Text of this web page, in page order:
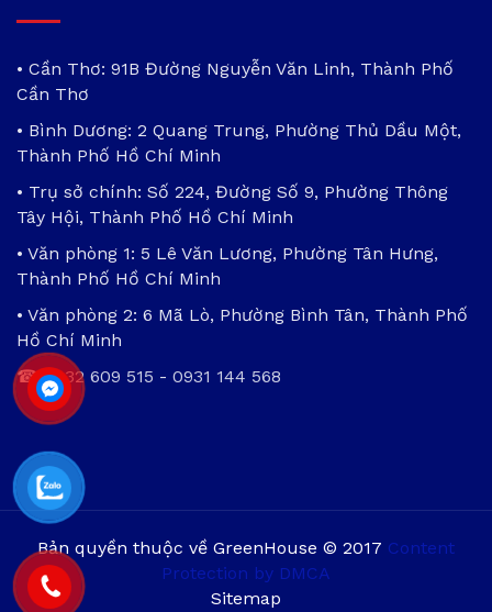
• Cần Thơ: 91B Đường Nguyễn Văn Linh, Thành Phố
Cần Thơ
• Bình Dương: 2 Quang Trung, Phường Thủ Dầu Một,
Thành Phố Hồ Chí Minh
• Trụ sở chính: Số 224, Đường Số 9, Phường Thông
Tây Hội, Thành Phố Hồ Chí Minh
• Văn phòng 1: 5 Lê Văn Lương, Phường Tân Hưng,
Thành Phố Hồ Chí Minh
• Văn phòng 2: 6 Mã Lò, Phường Bình Tân, Thành Phố
Hồ Chí Minh
☎0932 609 515 - 0931 144 568
Bản quyền thuộc về GreenHouse © 2017 Content
Protection by DMCA
Sitemap